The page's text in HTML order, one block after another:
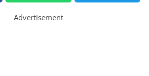
Advertisement